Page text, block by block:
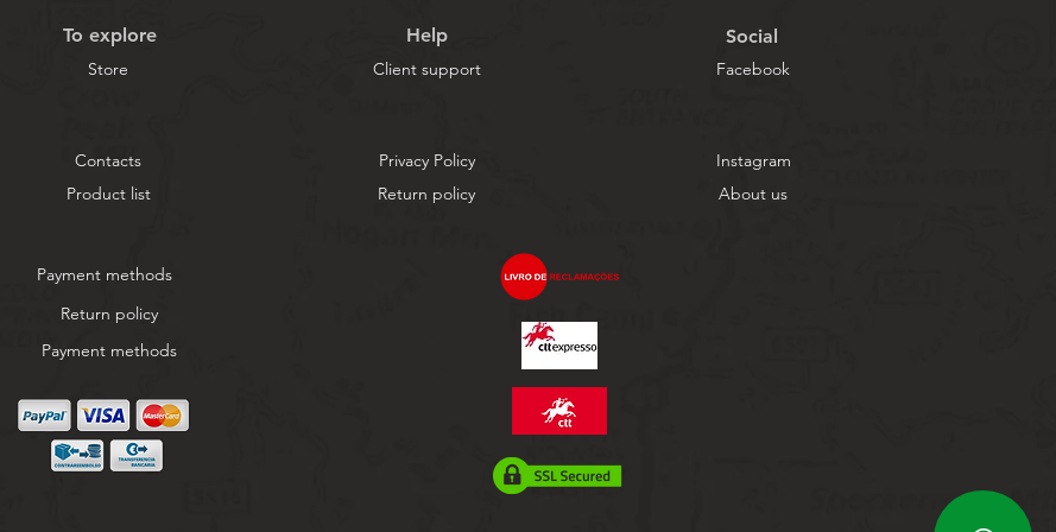
To explore
Store
Contacts
Product list
Payment methods
Return policy
Payment methods
Help
Client support
Privacy Policy
Return policy
Social
Facebook
Instagram
About us